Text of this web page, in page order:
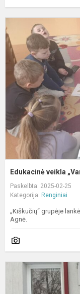
Edukacinė veikla
Paskelbta: 2025-02-25
Kategorija: Renginiai
„Kiškučių“ grupėje
Agnė.